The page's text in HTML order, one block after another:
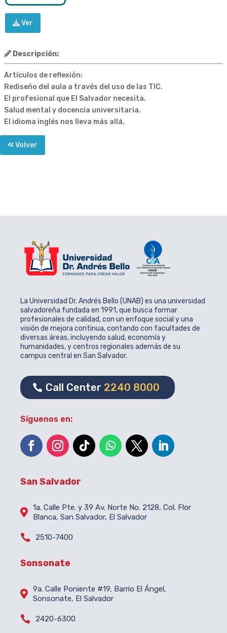
Ver
Descripción:
Artículos de reflexión:
Rediseño del aula a través del uso de las TIC.
El profesional que El Salvador necesita.
Salud mental y docencia universitaria.
El idioma inglés nos lleva más allá.
Volver
La Universidad Dr. Andrés Bello (UNAB) es una universidad
salvadoreña fundada en 1991, que busca formar
profesionales de calidad, con un enfoque social y una
visión de mejora continua, contando con facultades de
diversas áreas, incluyendo salud, economía y
humanidades, y centros regionales además de su
campus central en San Salvador.
Call Center 2240 8000
Síguenos en:
San Salvador
 1a. Calle Pte. y 39 Av. Norte No. 2128, Col. Flor
Blanca, San Salvador, El Salvador
 2510-7400
Sonsonate
 9a. Calle Poniente #19, Barrio El Ángel,
Sonsonate, El Salvador
 2420-6300